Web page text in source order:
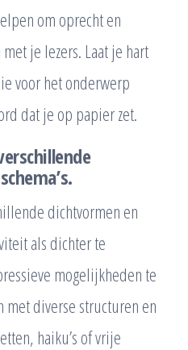
om oprecht en
je lezers. Laat je hart
voor het onderwerp
dat je op papier zet.
dichtvormen en
als dichter te
mogelijkheden te
met diverse structuren en
haiku’s of vrije